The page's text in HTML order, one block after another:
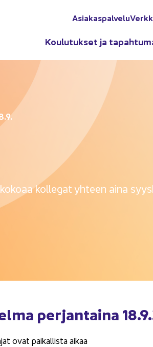
Asia­kas­pal­ve­lu
Kou­lu­tuk­set ja
kol­le­gat yh­teen aina
per­jan­tai­na
ovat pai­kal­lis­ta aikaa